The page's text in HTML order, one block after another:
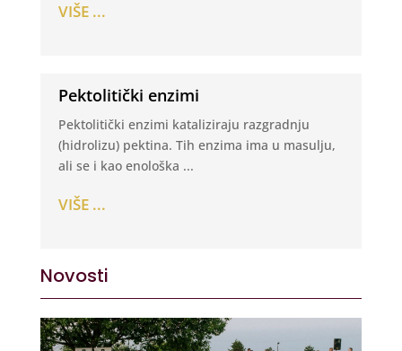
VIŠE ...
Pektolitički enzimi
Pektolitički enzimi kataliziraju razgradnju
(hidrolizu) pektina. Tih enzima ima u masulju,
ali se i kao enološka ...
VIŠE ...
Novosti